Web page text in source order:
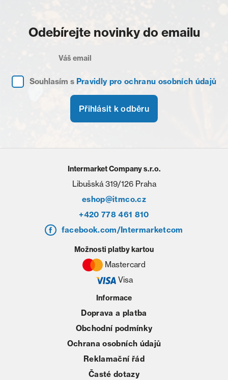
Odebírejte novinky do emailu
Souhlasím s Pravidly pro ochranu osobních údajů
Přihlásit k odběru
Intermarket Company s.r.o.
Libušská 319/126 Praha
eshop@itmco.cz
+420 778 461 810
facebook.com/Intermarketcom
Informace
Doprava a platba
Obchodní podmínky
Ochrana osobních údajů
Reklamační řád
Časté dotazy
Možnosti platby kartou
Mastercard
Visa